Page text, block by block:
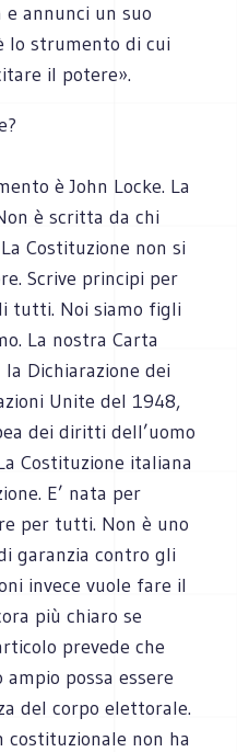
annunci un suo
lo strumento di cui
il potere».
è John Locke. La
è scritta da chi
Costituzione non si
Scrive principi per
tutti. Noi siamo figli
La nostra Carta
Dichiarazione dei
Unite del 1948,
dei diritti dell’uomo
Costituzione italiana
E’ nata per
per tutti. Non è uno
garanzia contro gli
invece vuole fare il
più chiaro se
prevede che
possa essere
del corpo elettorale.
costituzionale non ha